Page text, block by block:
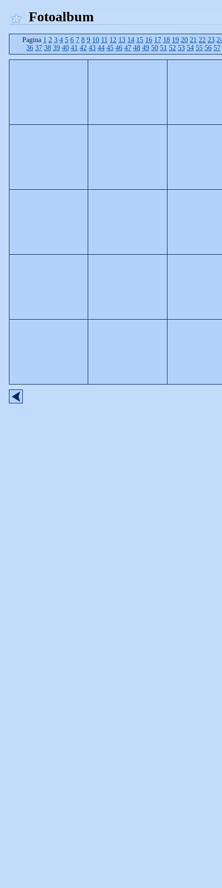
Fotoalbum
Pagina 1 2 3 4 5 6 7 8 9 10 11 12 13 14 15 16 17 18 19 20 21 22 23
36 37 38 39 40 41 42 43 44 45 46 47 48 49 50 51 52 53 54 55 56 57